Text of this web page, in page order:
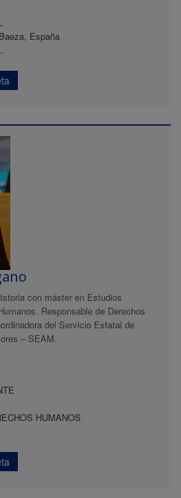
España
con máster en Estudios
Responsable de Derechos
del Servicio Estatal de
– SEAM.
HUMANOS